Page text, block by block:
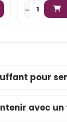
pour
avec